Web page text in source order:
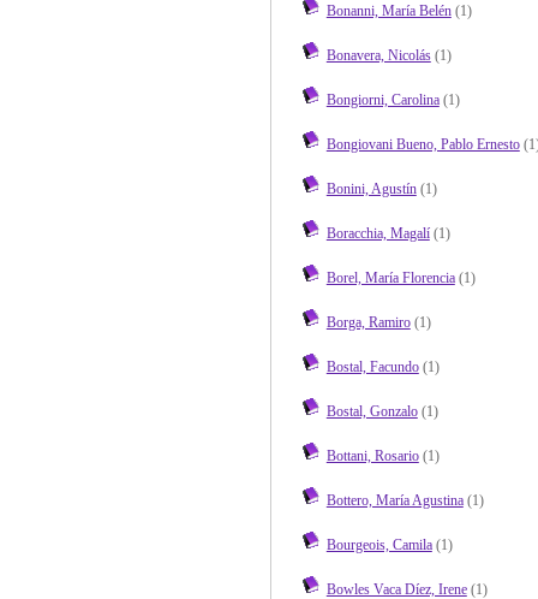
Bonanni, María Belén(1)
Bonavera, Nicolás(1)
Bongiorni, Carolina(1)
Bongiovani Bueno, Pablo Ernesto
Bonini, Agustín(1)
Boracchia, Magalí(1)
Borel, María Florencia(1)
Borga, Ramiro(1)
Bostal, Facundo(1)
Bostal, Gonzalo(1)
Bottani, Rosario(1)
Bottero, María Agustina(1)
Bourgeois, Camila(1)
Bowles Vaca Díez, Irene(1)